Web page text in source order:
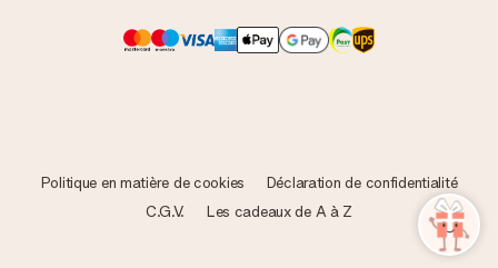
Politique en matière de cookies
Déclaration de confidentialité
C.G.V.
Les cadeaux de A à Z